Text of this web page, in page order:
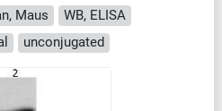
Maus
WB, ELISA
unconjugated